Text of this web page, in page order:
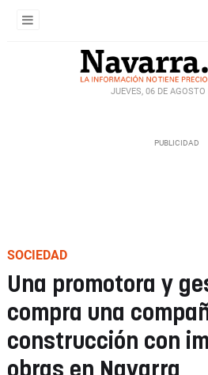
JUEVES, 06 DE AGOSTO
SOCIEDAD
Una promotora y
compra una
construcción con